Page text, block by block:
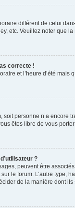
différent de celui
etc. Veuillez noter que
correcte !
et l’heure d’été
soit personne n’a
êtes libre de vous
?
peuvent être
le forum. L’autre type,
de la manière dont